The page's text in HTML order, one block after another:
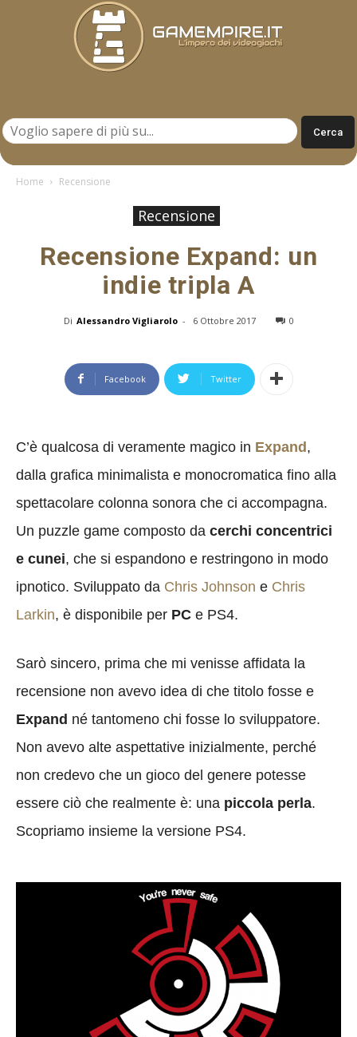
Home Recensione
Recensione
Recensione Expand: un
indie tripla A
Di Alessandro Vigliarolo - 6 Ottobre 2017 0
Facebook Twitter
C’è qualcosa di veramente magico in Expand,
dalla grafica minimalista e monocromatica fino alla
spettacolare colonna sonora che ci accompagna.
Un puzzle game composto da cerchi concentrici
e cunei, che si espandono e restringono in modo
ipnotico. Sviluppato da Chris Johnson e Chris
Larkin, è disponibile per PC e PS4.
Sarò sincero, prima che mi venisse affidata la
recensione non avevo idea di che titolo fosse e
Expand né tantomeno chi fosse lo sviluppatore.
Non avevo alte aspettative inizialmente, perché
non credevo che un gioco del genere potesse
essere ciò che realmente è: una piccola perla.
Scopriamo insieme la versione PS4.